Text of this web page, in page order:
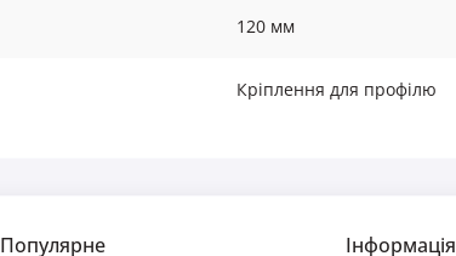
120 мм
Кріплення для профілю
Популярне Інформація